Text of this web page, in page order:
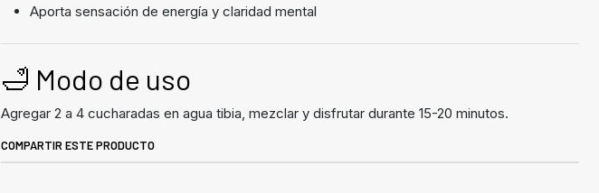
Aporta sensación de energía y claridad mental
🛁 Modo de uso
Agregar 2 a 4 cucharadas en agua tibia, mezclar y disfrutar durante 15-20 minutos.
COMPARTIR ESTE PRODUCTO